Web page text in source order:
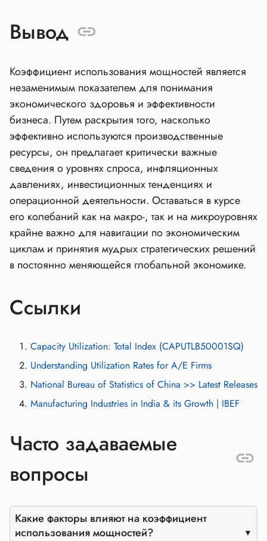
Вывод
Коэффициент использования мощностей является
незаменимым показателем для понимания
экономического здоровья и эффективности
бизнеса. Путем раскрытия того, насколько
эффективно используются производственные
ресурсы, он предлагает критически важные
сведения о уровнях спроса, инфляционных
давлениях, инвестиционных тенденциях и
операционной деятельности. Оставаться в курсе
его колебаний как на макро-, так и на микроуровнях
крайне важно для навигации по экономическим
циклам и принятия мудрых стратегических решений
в постоянно меняющейся глобальной экономике.
Ссылки
Capacity Utilization: Total Index (CAPUTLB50001SQ)
Understanding Utilization Rates for A/E Firms
National Bureau of Statistics of China >> Latest Releases
Manufacturing Industries in India & its Growth | IBEF
Часто задаваемые
вопросы
Какие факторы влияют на коэффициент
использования мощностей?